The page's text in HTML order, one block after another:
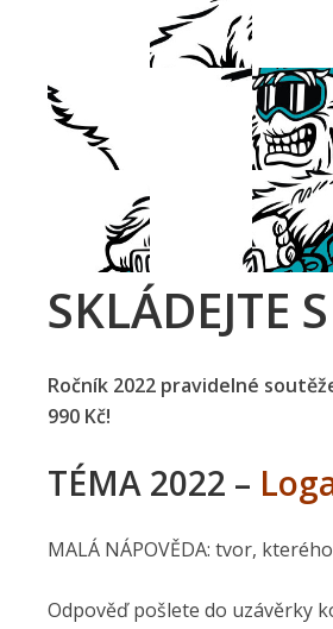
SKLÁDEJTE
Ročník 2022 pravidelné
990 Kč!
TÉMA 2022 –
MALÁ NÁPOVĚDA: tvor,
Odpověď pošlete do uzávěrky